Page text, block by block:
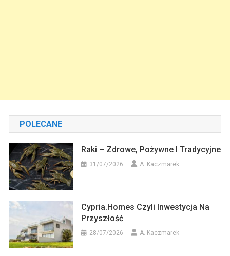
POLECANE
Raki – Zdrowe, Pożywne I Tradycyjne
31/07/2026 A. Kaczmarek
Cypria.homes Czyli Inwestycja Na
Przyszłość
28/07/2026 A. Kaczmarek